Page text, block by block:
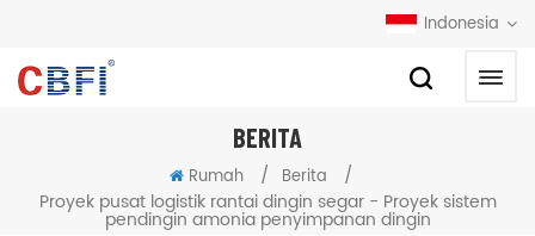
Indonesia
BERITA
Rumah / Berita
/
Proyek pusat logistik rantai dingin segar - Proyek sistem
pendingin amonia penyimpanan dingin